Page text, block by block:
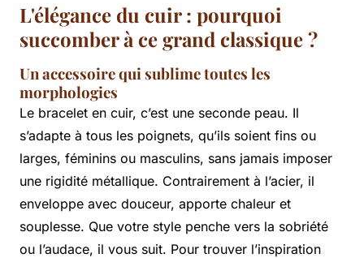
L'élégance du cuir : pourquoi
succomber à ce grand classique ?
Un accessoire qui sublime toutes les
morphologies
Le bracelet en cuir, c’est une seconde peau. Il
s’adapte à tous les poignets, qu’ils soient fins ou
larges, féminins ou masculins, sans jamais imposer
une rigidité métallique. Contrairement à l’acier, il
enveloppe avec douceur, apporte chaleur et
souplesse. Que votre style penche vers la sobriété
ou l’audace, il vous suit. Pour trouver l’inspiration